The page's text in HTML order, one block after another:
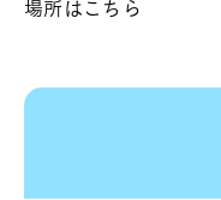
場所はこちら